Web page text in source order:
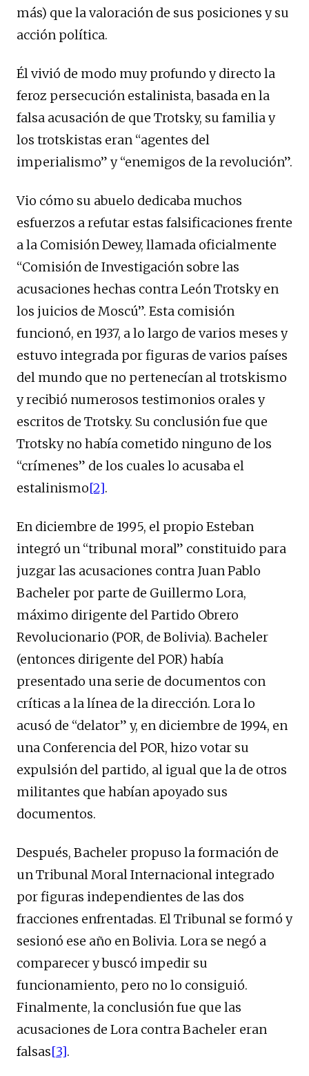
más) que la valoración de sus posiciones y su
acción política.
Él vivió de modo muy profundo y directo la
feroz persecución estalinista, basada en la
falsa acusación de que Trotsky, su familia y
los trotskistas eran “agentes del
imperialismo” y “enemigos de la revolución”.
Vio cómo su abuelo dedicaba muchos
esfuerzos a refutar estas falsificaciones frente
a la Comisión Dewey, llamada oficialmente
“Comisión de Investigación sobre las
acusaciones hechas contra León Trotsky en
los juicios de Moscú”. Esta comisión
funcionó, en 1937, a lo largo de varios meses y
estuvo integrada por figuras de varios países
del mundo que no pertenecían al trotskismo
y recibió numerosos testimonios orales y
escritos de Trotsky. Su conclusión fue que
Trotsky no había cometido ninguno de los
“crímenes” de los cuales lo acusaba el
estalinismo[2].
En diciembre de 1995, el propio Esteban
integró un “tribunal moral” constituido para
juzgar las acusaciones contra Juan Pablo
Bacheler por parte de Guillermo Lora,
máximo dirigente del Partido Obrero
Revolucionario (POR, de Bolivia). Bacheler
(entonces dirigente del POR) había
presentado una serie de documentos con
críticas a la línea de la dirección. Lora lo
acusó de “delator” y, en diciembre de 1994, en
una Conferencia del POR, hizo votar su
expulsión del partido, al igual que la de otros
militantes que habían apoyado sus
documentos.
Después, Bacheler propuso la formación de
un Tribunal Moral Internacional integrado
por figuras independientes de las dos
fracciones enfrentadas. El Tribunal se formó y
sesionó ese año en Bolivia. Lora se negó a
comparecer y buscó impedir su
funcionamiento, pero no lo consiguió.
Finalmente, la conclusión fue que las
acusaciones de Lora contra Bacheler eran
falsas[3].